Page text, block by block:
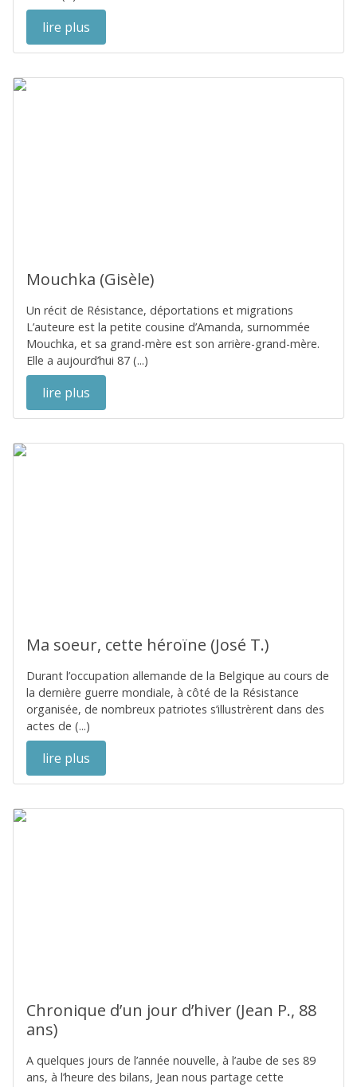
lire plus
Mouchka (Gisèle)
Un récit de Résistance, déportations et migrations
L’auteure est la petite cousine d’Amanda, surnommée
Mouchka, et sa grand-mère est son arrière-grand-mère.
Elle a aujourd’hui 87 (...)
lire plus
Ma soeur, cette héroïne (José T.)
Durant l’occupation allemande de la Belgique au cours de
la dernière guerre mondiale, à côté de la Résistance
organisée, de nombreux patriotes s’illustrèrent dans des
actes de (...)
lire plus
Chronique d’un jour d’hiver (Jean P., 88
ans)
A quelques jours de l’année nouvelle, à l’aube de ses 89
ans, à l’heure des bilans, Jean nous partage cette